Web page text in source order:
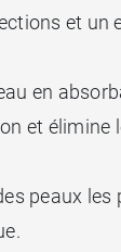
et un
en
et élimine
peaux les